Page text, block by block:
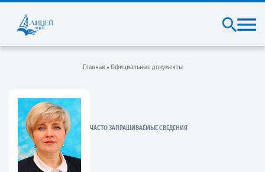
Главная Официальные документы
ЧАСТО ЗАПРАШИВАЕМЫЕ СВЕДЕНИЯ